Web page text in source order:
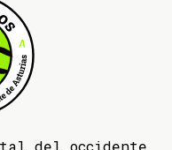
del occidente